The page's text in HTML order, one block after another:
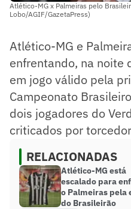
Atlético-MG x Palmeiras pelo
Lobo/AGIF/GazetaPress)
Atlético-MG e
enfrentando, na noite
em jogo válido pela
Campeonato
dois jogadores do
criticados por
RELACIONADAS
Atlético-MG está
escalado para
o Palmeiras pela
do Brasileirão